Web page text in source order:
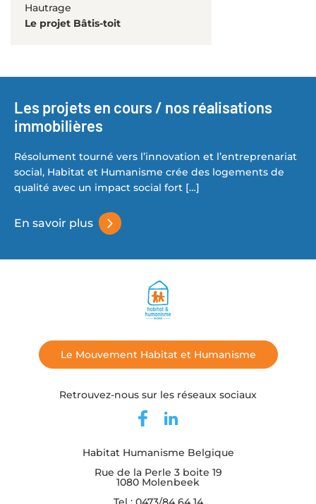
Hautrage
Le projet Bâtis-toit
Les projets en cours / nos réalisations
immobilières
Résolument tourné vers l’innovation et l’entreprenariat
social, Habitat et Humanisme crée des logements de
qualité avec un impact social fort […]
En savoir plus
Le Mouvement Habitat et Humanisme
Retrouvez-nous sur les réseaux sociaux
Habitat Humanisme Belgique
Rue de la Perle 3 boite 19
1080 Molenbeek